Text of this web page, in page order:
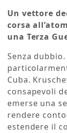
Un vettore
corsa
una Terza
Senza
Cuba.
consapevoli
emerse una
rendere
estendere il